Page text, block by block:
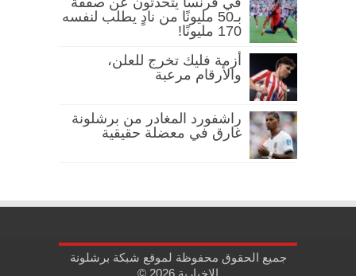
بـ50 مليونًا من نادٍ يطلب لنفسه
170 مليونًا!
أزمة فليك تخرج للعلن،
والأرقام مرعبة
راشفورد المغادر من برشلونة
غارق في معضلة حقيقية
جميع الحقوق محفوظة لموقع شبكة برشلونة
الإخبارية 2026 ©